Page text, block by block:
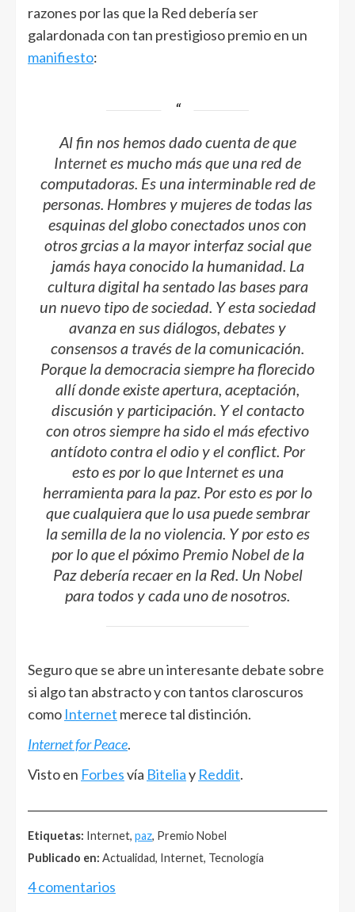
razones por las que la Red debería ser
galardonada con tan prestigioso premio en un
manifiesto:
Al fin nos hemos dado cuenta de que
Internetes mucho más que una red de
computadoras. Es una interminable red de
personas. Hombres y mujeres de todas las
esquinas del globo conectados unos con
otros grcias a la mayor interfaz social que
jamás haya conocido la humanidad. La
cultura digital ha sentado las bases para
un nuevo tipo de sociedad. Y esta sociedad
avanza en sus diálogos, debates y
consensos a través de la comunicación.
Porque la democracia siempre ha florecido
allí donde existe apertura, aceptación,
discusión y participación. Y el contacto
con otros siempre ha sido el más efectivo
antídoto contra el odio y el conflict. Por
esto es por lo que Internetes una
herramienta para la paz. Por esto es por lo
que cualquiera que lo usa puede sembrar
la semilla de la no violencia. Y por esto es
por lo que el póximo Premio Nobelde la
Paz debería recaer en la Red. Un Nobel
para todos y cada uno de nosotros.
Seguro que se abre un interesante debate sobre
si algo tan abstracto y con tantos claroscuros
como Internet merece tal distinción.
Internet for Peace.
Visto en Forbesvía Biteliay Reddit.
Etiquetas: Internet, paz, Premio Nobel
Publicado en: Actualidad, Internet, Tecnología
4 comentarios